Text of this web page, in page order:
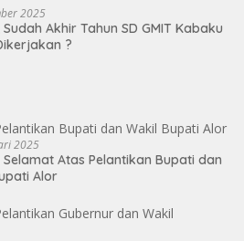
2025
Tahun SD GMIT Kabaku
?
2025
Selamat Atas Pelantikan Bupati dan
Alor